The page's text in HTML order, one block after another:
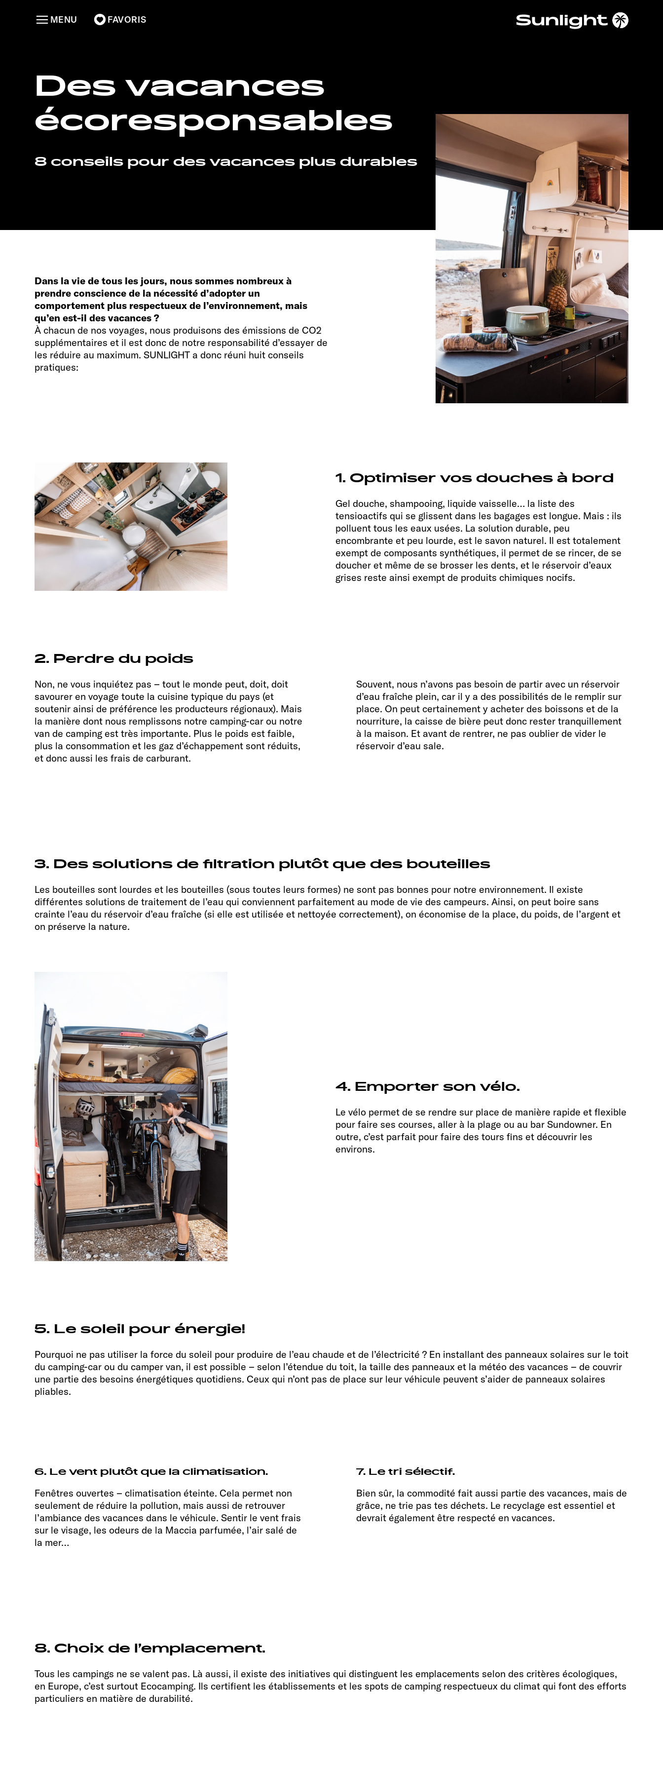
FAVORIS
MENU
Des vacances
écoresponsables
8 conseils pour des vacances plus durables
Dans la vie de tous les jours, nous sommes nombreux à
prendre conscience de la nécessité d’adopter un
comportement plus respectueux de l’environnement, mais
qu’en est-il des vacances ?
À chacun de nos voyages, nous produisons des émissions de CO2
supplémentaires et il est donc de notre responsabilité d’essayer de
les réduire au maximum. SUNLIGHT a donc réuni huit conseils
pratiques:
1. Optimiser vos douches à bord
Gel douche, shampooing, liquide vaisselle… la liste des
tensioactifs qui se glissent dans les bagages est longue. Mais : ils
polluent tous les eaux usées. La solution durable, peu
encombrante et peu lourde, est le savon naturel. Il est totalement
exempt de composants synthétiques, il permet de se rincer, de se
doucher et même de se brosser les dents, et le réservoir d’eaux
grises reste ainsi exempt de produits chimiques nocifs.
2. Perdre du poids
Non, ne vous inquiétez pas – tout le monde peut, doit, doit
savourer en voyage toute la cuisine typique du pays (et
soutenir ainsi de préférence les producteurs régionaux). Mais
la manière dont nous remplissons notre camping-car ou notre
van de camping est très importante. Plus le poids est faible,
plus la consommation et les gaz d’échappement sont réduits,
et donc aussi les frais de carburant.
Souvent, nous n’avons pas besoin de partir avec un réservoir
d’eau fraîche plein, car il y a des possibilités de le remplir sur
place. On peut certainement y acheter des boissons et de la
nourriture, la caisse de bière peut donc rester tranquillement
à la maison. Et avant de rentrer, ne pas oublier de vider le
réservoir d’eau sale.
3. Des solutions de filtration plutôt que des bouteilles
Les bouteilles sont lourdes et les bouteilles (sous toutes leurs formes) ne sont pas bonnes pour notre environnement. Il existe
différentes solutions de traitement de l’eau qui conviennent parfaitement au mode de vie des campeurs. Ainsi, on peut boire sans
crainte l’eau du réservoir d’eau fraîche (si elle est utilisée et nettoyée correctement), on économise de la place, du poids, de l’argent et
on préserve la nature.
4. Emporter son vélo.
Le vélo permet de se rendre sur place de manière rapide et flexible
pour faire ses courses, aller à la plage ou au bar Sundowner. En
outre, c’est parfait pour faire des tours fins et découvrir les
environs.
5. Le soleil pour énergie!
Pourquoi ne pas utiliser la force du soleil pour produire de l’eau chaude et de l’électricité ? En installant des panneaux solaires sur le toit
du camping-car ou du camper van, il est possible – selon l’étendue du toit, la taille des panneaux et la météo des vacances – de couvrir
une partie des besoins énergétiques quotidiens. Ceux qui n’ont pas de place sur leur véhicule peuvent s’aider de panneaux solaires
pliables.
6. Le vent plutôt que la climatisation.
Fenêtres ouvertes – climatisation éteinte. Cela permet non
seulement de réduire la pollution, mais aussi de retrouver
l’ambiance des vacances dans le véhicule. Sentir le vent frais
sur le visage, les odeurs de la Maccia parfumée, l’air salé de
la mer…
7. Le tri sélectif.
Bien sûr, la commodité fait aussi partie des vacances, mais de
grâce, ne trie pas tes déchets. Le recyclage est essentiel et
devrait également être respecté en vacances.
8. Choix de l’emplacement.
Tous les campings ne se valent pas. Là aussi, il existe des initiatives qui distinguent les emplacements selon des critères écologiques,
en Europe, c’est surtout Ecocamping. Ils certifient les établissements et les spots de camping respectueux du climat qui font des efforts
particuliers en matière de durabilité.